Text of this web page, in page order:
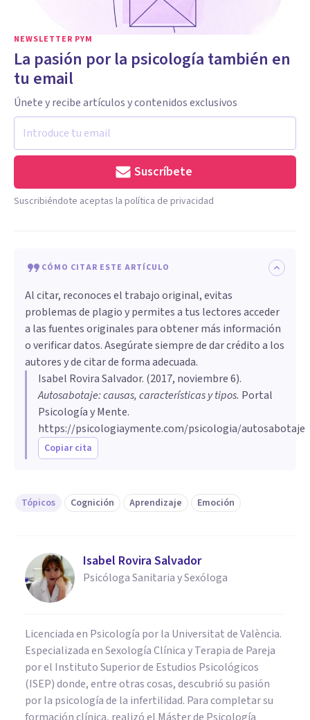
NEWSLETTER PYM
La pasión por la psicología también en
tu email
Únete y recibe artículos y contenidos exclusivos
Suscríbete
Suscribiéndote aceptas la política de privacidad
CÓMO CITAR ESTE ARTÍCULO
Al citar, reconoces el trabajo original, evitas
problemas de plagio y permites a tus lectores acceder
a las fuentes originales para obtener más información
o verificar datos. Asegúrate siempre de dar crédito a los
autores y de citar de forma adecuada.
Isabel Rovira Salvador. (2017, noviembre 6).
Autosabotaje: causas, características y tipos. Portal
Psicología y Mente.
https://psicologiaymente.com/psicologia/autosabotaje
Copiar cita
Tópicos Cognición Aprendizaje Emoción
Isabel Rovira Salvador
Psicóloga Sanitaria y Sexóloga
Licenciada en Psicología por la Universitat de València.
Especializada en Sexología Clínica y Terapia de Pareja
por el Instituto Superior de Estudios Psicológicos
(ISEP) donde, entre otras cosas, descubrió su pasión
por la psicología de la infertilidad. Para completar su